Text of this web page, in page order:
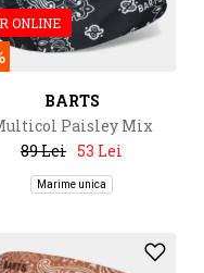
ONLINE
BARTS
Paisley Mix
89 Lei 53 Lei
Marime unica